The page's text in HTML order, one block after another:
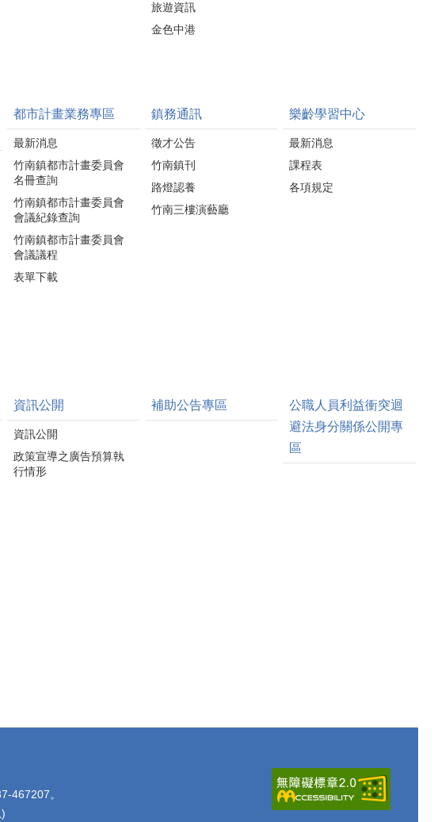
旅遊資訊
金色中港
都市計畫業務專區
最新消息
竹南鎮都市計畫委員會
名冊查詢
竹南鎮都市計畫委員會
會議紀錄查詢
竹南鎮都市計畫委員會
會議議程
表單下載
鎮務通訊
徵才公告
竹南鎮刊
路燈認養
竹南三樓演藝廳
樂齡學習中心
最新消息
課程表
各項規定
資訊公開
資訊公開
政策宣導之廣告預算執
行情形
補助公告專區
公職人員利益衝突迴
避法身分關係公開專
區
467207。